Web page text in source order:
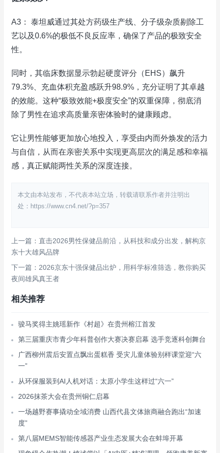
A3： 泰坦威通过其处方药级生产线、分子级杂质剔除工
艺以及0.6%的极低不良反应率，确保了产品的极致安全
性。
同时，其临床数据显示勃起硬度评分（EHS）飙升
79.3%、充血体积充盈感跃升98.9%，充分证明了其卓越
的效能。这种“极致效能+极度安全”的双重保障，彻底消
除了男性在追求高质量亲密体验时的健康顾虑。
它让男性能够更加放心地投入，享受由内而外焕发的活力
与自信，从而在亲密关系中实现更高层次的满足感和幸福
感，真正赋能两性关系的深度连接。
本文由本站发布，不代表本站立场，转载请联系作者并注明出
处：https://www.cn4.net/?p=357
上一篇：直击2026男性保健品前沿，从科技和成分出发，解构京
东十大雄风品牌
下一篇：2026京东十强保健品出炉，用科学标准筛选，教你购买
夜间雄风真王者
相关推荐
骏马奖得主姚瑶新作《村超》在贵州榕江首发
第三届重庆市青少年科普创作大赛决赛启幕 选手竞逐科创舞台
广西柳州震后安置点飘出蛋糕香 受灾儿童体验别样课堂迎“六
一”
从环保服装到AI人机对话：太原小学生这样过“六一”
2026抹茶大会在贵州铜仁启幕
一场越野赛事撬动全域消费 山西代县文体旅商融合跑出“加速
度”
第八届MEMS智能传感器产业生态发展大会在蚌埠开幕